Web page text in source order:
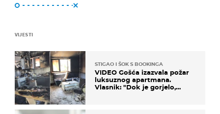
VIJESTI
STIGAO I ŠOK S BOOKINGA
VIDEO Gošća izazvala požar
luksuznog apartmana.
Vlasnik: "Dok je gorjelo,